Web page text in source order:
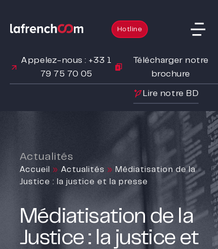
Hotline
Appelez-nous : +33 1
79 75 70 05
Télécharger notre
brochure
Lire notre BD
Actualités
Accueil » Actualités » Médiatisation de la
Justice : la justice et la presse
Médiatisation de la
Justice : la justice et